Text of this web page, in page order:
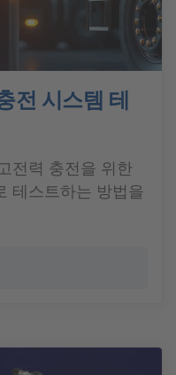
전 시스템 테
전력 충전을 위한
테스트하는 방법을